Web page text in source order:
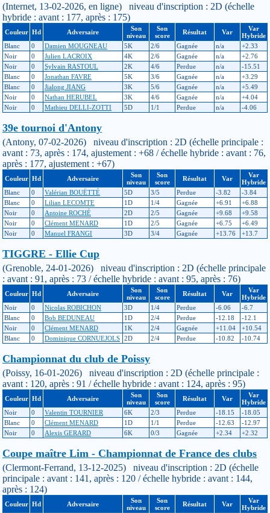
(Internet, 13-02-2026, en ligne) niveau d'inscription : 2D (échelle
hybride : avant : 177, après : 175)
Couleur Hd Adversaire
Son
niveau
Son
score
Résultat Var
Var
Hybride
Blanc
0 Damien MOUGNEAU 5K 2/6 Gagnée n/a
+2.33
Noir
0 Julien LACROIX 4K 2/6 Gagnée n/a
+2.76
Noir
0 Sylvain RASTOUL 2K 4/6 Perdue n/a
-15.51
Blanc
0 Jonathan FAVRE 5K 3/6 Gagnée n/a
+3.29
Blanc
0 Jialong JIANG 3K 5/6 Gagnée n/a
+5.49
Noir
0 Nathan HERUBEL 3K 4/6 Gagnée n/a
+4.04
Noir
0 Mathieu DELLI-ZOTTI 5D 1/1 Perdue n/a -4.06
39e tournoi d'Antony
(Antony, 07-02-2026) niveau d'inscription : 2D (échelle principale :
avant : 73, après : 174, ajustement : +68 / échelle hybride : avant : 76,
après : 177, ajustement : +67)
Couleur Hd Adversaire
Son
niveau
Son
score
Résultat Var
Var
Hybride
Blanc
0 Valérian BOUËTTÉ 5D 3/5 Perdue -3.82
-3.84
Blanc
0 Lilian LECOMTE 1D 1/4 Gagnée +6.91
+6.88
Noir
0 Antoine ROCHÉ 2D 2/5 Gagnée +9.68
+9.58
Noir
0 Clément MENARD 1D 2/5 Gagnée +6.75
+6.49
Noir
0 Manuel FRANGI 3D 3/4 Gagnée +13.76 +13.7
TIGGRE - Ellie Cup
(Grenoble, 24-01-2026) niveau d'inscription : 2D (échelle principale
: avant : 91, après : 73 / échelle hybride : avant : 95, après : 76)
Couleur Hd Adversaire
Son
niveau
Son
score
Résultat Var
Var
Hybride
Noir
0 Nicolas ROBICHON 3D 1/4 Perdue -6.06
-6.7
Blanc
0 Bob BEDUNEAU 1D 2/4 Perdue -12.18
-12.1
Noir
0 Clément MENARD 1K 2/4 Gagnée +11.04
+10.54
Blanc
0 Dominique CORNUEJOLS 2D 2/4 Perdue -10.82 -10.74
Championnat du club de Poissy
(Poissy, 16-01-2026) niveau d'inscription : 2D (échelle principale :
avant : 120, après : 91 / échelle hybride : avant : 124, après : 95)
Couleur Hd Adversaire
Son
niveau
Son
score
Résultat Var
Var
Hybride
Noir
0 Valentin TOURNIER 6K 2/3 Perdue -18.15
-18.05
Blanc
0 Clément MENARD 1D 1/1 Perdue -12.63
-12.97
Noir
0 Alexis GERARD 6K 0/3 Gagnée +2.34 +2.32
Coupe maître Lim - Championnat de France des clubs
(Clermont-Ferrand, 13-12-2025) niveau d'inscription : 2D (échelle
principale : avant : 141, après : 120 / échelle hybride : avant : 144,
après : 124)
Couleur Hd Adversaire
Son
niveau
Son
score
Résultat Var
Var
Hybride